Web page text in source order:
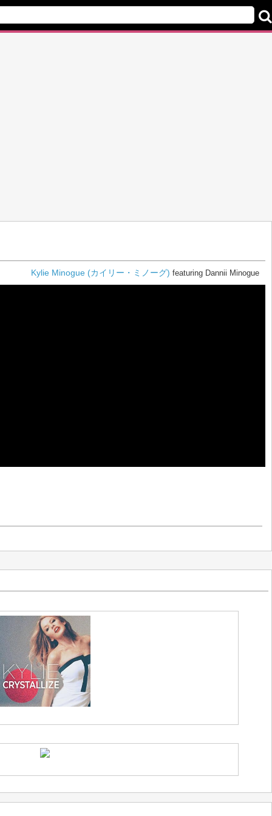
Kylie Minogue (カイリー・ミノーグ) featuring Dannii Minogue